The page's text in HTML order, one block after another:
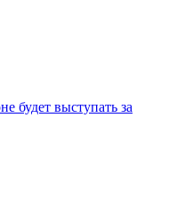
будет выступать за